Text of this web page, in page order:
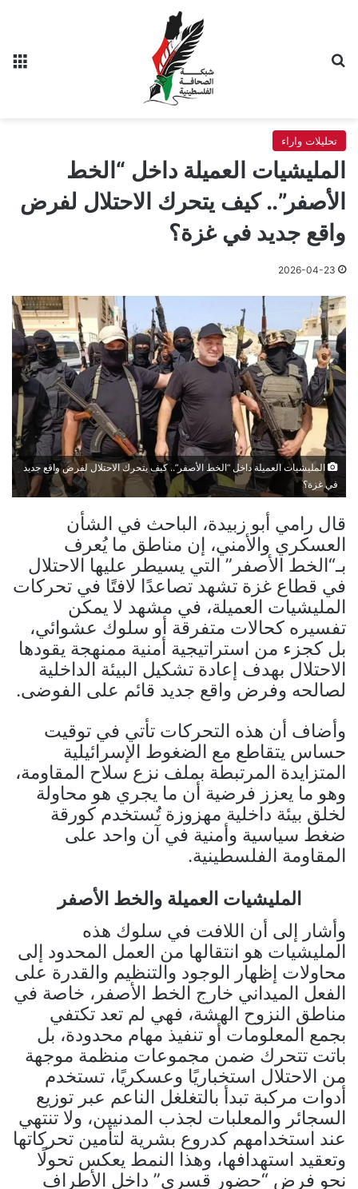
تحليلات واراء
المليشيات العميلة داخل “الخط
الأصفر”.. كيف يتحرك الاحتلال لفرض
واقع جديد في غزة؟
2026-04-23
المليشيات العميلة داخل “الخط الأصفر”.. كيف يتحرك الاحتلال لفرض واقع جديد
في غزة؟
قال رامي أبو زبيدة، الباحث في الشأن
العسكري والأمني، إن مناطق ما يُعرف
بـ“الخط الأصفر” التي يسيطر عليها الاحتلال
في قطاع غزة تشهد تصاعدًا لافتًا في تحركات
المليشيات العميلة، في مشهد لا يمكن
تفسيره كحالات متفرقة أو سلوك عشوائي،
بل كجزء من استراتيجية أمنية ممنهجة يقودها
الاحتلال بهدف إعادة تشكيل البيئة الداخلية
لصالحه وفرض واقع جديد قائم على الفوضى.
وأضاف أن هذه التحركات تأتي في توقيت
حساس يتقاطع مع الضغوط الإسرائيلية
المتزايدة المرتبطة بملف نزع سلاح المقاومة،
وهو ما يعزز فرضية أن ما يجري هو محاولة
لخلق بيئة داخلية مهزوزة تُستخدم كورقة
ضغط سياسية وأمنية في آن واحد على
المقاومة الفلسطينية.
المليشيات العميلة والخط الأصفر
وأشار إلى أن اللافت في سلوك هذه
المليشيات هو انتقالها من العمل المحدود إلى
محاولات إظهار الوجود والتنظيم والقدرة على
الفعل الميداني خارج الخط الأصفر، خاصة في
مناطق النزوح الهشة، فهي لم تعد تكتفي
بجمع المعلومات أو تنفيذ مهام محدودة، بل
باتت تتحرك ضمن مجموعات منظمة موجهة
من الاحتلال استخباريًا وعسكريًا، تستخدم
أدوات مركبة تبدأ بالتغلغل الناعم عبر توزيع
السجائر والمعلبات لجذب المدنيين، ولا تنتهي
عند استخدامهم كدروع بشرية لتأمين تحركاتها
وتعقيد استهدافها، وهذا النمط يعكس تحولًا
نحو فرض “حضور قسري” داخل الأطراف